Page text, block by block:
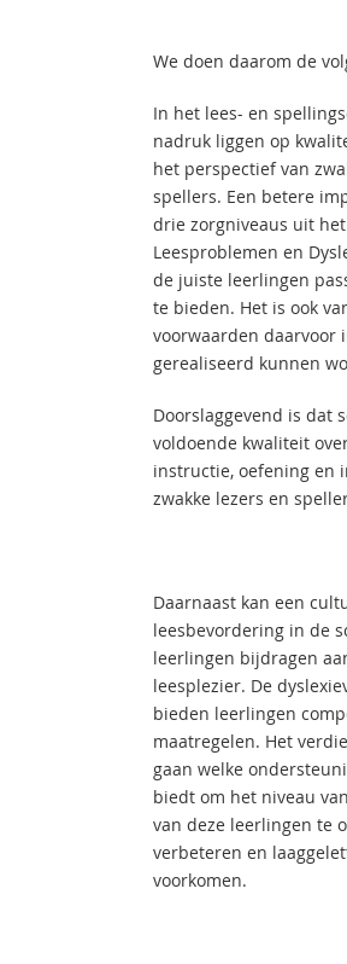
We doen daarom de
In het lees- en
nadruk liggen op
het perspectief van
spellers. Een betere
drie zorgniveaus uit
Leesproblemen en
de juiste leerlingen
te bieden. Het is ook
voorwaarden daarvoor
gerealiseerd kunnen
Doorslaggevend is dat
voldoende kwaliteit
instructie, oefening en
zwakke lezers en
Daarnaast kan een
leesbevordering in de
leerlingen bijdragen
leesplezier. De
bieden leerlingen
maatregelen. Het
gaan welke
biedt om het niveau
van deze leerlingen te
verbeteren en
voorkomen.